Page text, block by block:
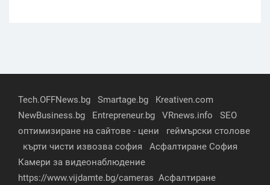
Tech.OFFNews.bg Smartage.bg
Kreativen.com
NewBusiness.bg
Entrepreneur.bg VRnews.info
SEO
оптимизиране на сайтове - цени
геймърски столове
кърти чисти извозва софия
Асфалтиране София
Камери за видеонаблюдение
https://www.vijdamte.bg/cameras Асфалтиране